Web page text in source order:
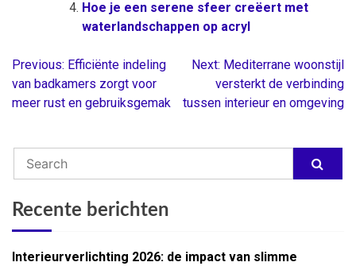
Hoe je een serene sfeer creëert met
waterlandschappen op acryl
Berichtnavigatie
Previous: Efficiënte indeling
van badkamers zorgt voor
meer rust en gebruiksgemak
Next: Mediterrane woonstijl
versterkt de verbinding
tussen interieur en omgeving
Recente berichten
Interieurverlichting 2026: de impact van slimme